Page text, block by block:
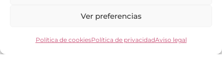
Ver preferencias
Política de cookiesPolítica de privacidadAviso legal
Cuidados del bolso
Contacto
Los clientes opinan